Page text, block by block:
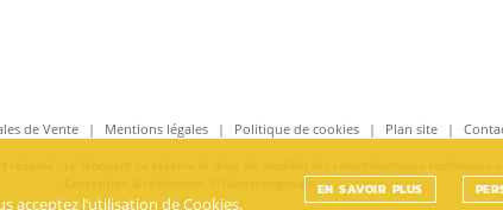
de Vente Mentions légales Politique de cookies Plan site
réservé - Le fabricant se réserve le droit de modifier les caractéristiques techniques
acceptez l’utilisation de Cookies.
EN SAVOIR PLUS